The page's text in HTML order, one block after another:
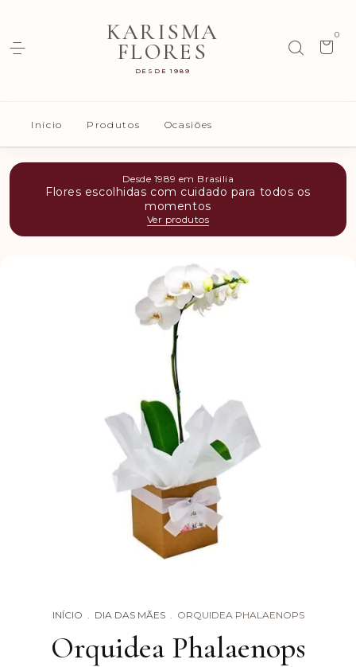
KARISMA
FLORES
DESDE 1989
0
Início Produtos Ocasiões
Desde 1989 em Brasilia
Flores escolhidas com cuidado para todos os
momentos
Ver produtos
INÍCIO . DIA DAS MÃES . ORQUIDEA PHALAENOPS
Orquidea Phalaenops